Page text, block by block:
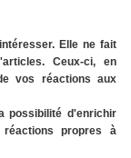
Elle ne fait
Ceux-ci, en
vos réactions aux
possibilité d'enrichir
propres à